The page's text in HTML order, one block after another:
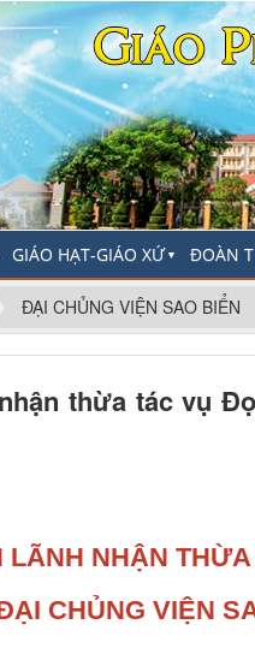
GIÁO HẠT-GIÁO XỨ▼ ĐOÀN
ĐẠI CHỦNG VIỆN SAO BIỂN
thừa tác vụ
LÃNH NHẬN
CHỦNG VIỆN